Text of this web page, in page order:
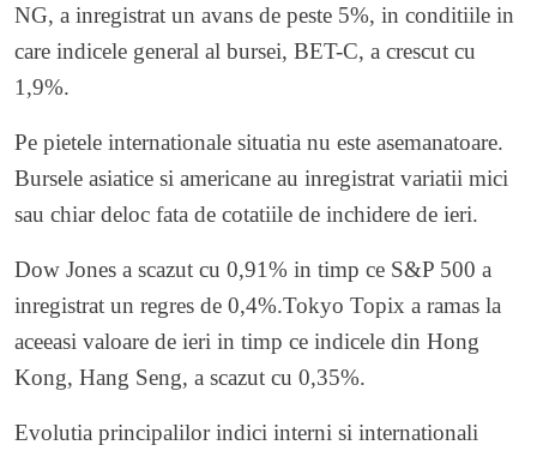
NG, a inregistrat un avans de peste 5%, in conditiile in
care indicele general al bursei, BET-C, a crescut cu
1,9%.
Pe pietele internationale situatia nu este asemanatoare.
Bursele asiatice si americane au inregistrat variatii mici
sau chiar deloc fata de cotatiile de inchidere de ieri.
Dow Jones a scazut cu 0,91% in timp ce S&P 500 a
inregistrat un regres de 0,4%.Tokyo Topix a ramas la
aceeasi valoare de ieri in timp ce indicele din Hong
Kong, Hang Seng, a scazut cu 0,35%.
Evolutia principalilor indici interni si internationali